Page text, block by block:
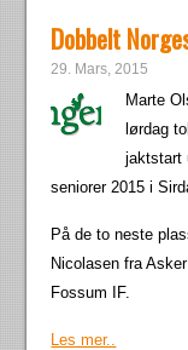
Dobbelt
29. Mars, 2015
Marte
lørdag
jaktstart
seniorer 2015 i
På de to neste
Nicolasen fra
Fossum IF.
Les mer..